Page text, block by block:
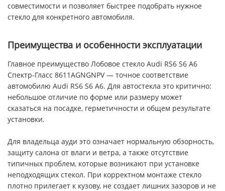
совместимости и позволяет быстрее подобрать нужное
стекло для конкретного автомобиля.
Преимущества и особенности эксплуатации
Главное преимущество Лобовое стекло Audi RS6 S6 A6
Спектр-Гласс 8611AGNGNPV — точное соответствие
автомобилю Audi RS6 S6 A6. Для автостекла это критично:
небольшое отличие по форме или размеру может
сказаться на посадке, герметичности и общем результате
установки.
Для владельца ауди это означает нормальную обзорность,
защиту салона от влаги и ветра, а также отсутствие
типичных проблем, которые возникают при установке
неподходящих стекол. При корректном монтаже стекло
плотно прилегает к кузову, не создает лишних зазоров и не